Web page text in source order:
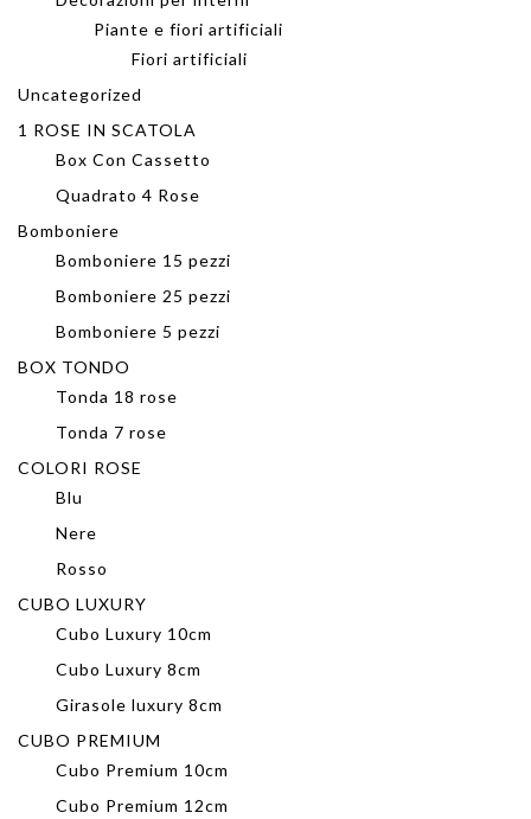
Piante e fiori artificiali
Fiori artificiali
Uncategorized
1 ROSE IN SCATOLA
Box Con Cassetto
Quadrato 4 Rose
Bomboniere
Bomboniere 15 pezzi
Bomboniere 25 pezzi
Bomboniere 5 pezzi
BOX TONDO
Tonda 18 rose
Tonda 7 rose
COLORI ROSE
Blu
Nere
Rosso
CUBO LUXURY
Cubo Luxury 10cm
Cubo Luxury 8cm
Girasole luxury 8cm
CUBO PREMIUM
Cubo Premium 10cm
Cubo Premium 12cm